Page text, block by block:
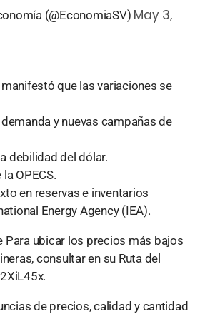
(@EconomiaSV) May 3,
que las variaciones se
y nuevas campañas de
debilidad del dólar.
OPECS.
en reservas e inventarios
Energy Agency (IEA).
Para ubicar los precios más bajos
consultar en su Ruta del
de precios, calidad y cantidad